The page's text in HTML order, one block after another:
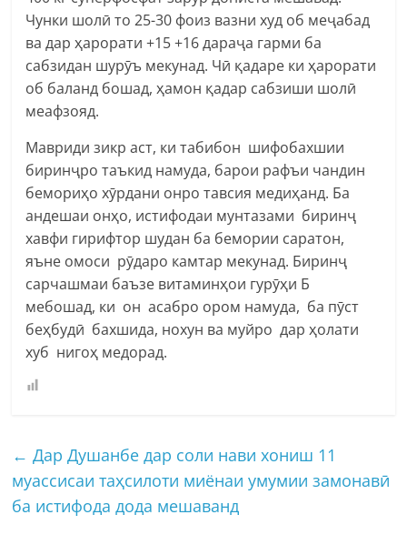
Чунки шолӣ то 25-30 фоиз вазни худ об меҷабад
ва дар ҳарорати +15 +16 дараҷа гарми ба
сабзидан шурӯъ мекунад. Чӣ қадаре ки ҳарорати
об баланд бошад, ҳамон қадар сабзиши шолӣ
меафзояд.
Мавриди зикр аст, ки табибон шифобахшии
биринҷро таъкид намуда, барои рафъи чандин
бемориҳо хӯрдани онро тавсия медиҳанд. Ба
андешаи онҳо, истифодаи мунтазами биринҷ
хавфи гирифтор шудан ба бемории саратон,
яъне омоси рӯдаро камтар мекунад. Биринҷ
сарчашмаи баъзе витаминҳои гурӯҳи Б
мебошад, ки он асабро ором намуда, ба пӯст
беҳбудӣ бахшида, нохун ва муйро дар ҳолати
хуб нигоҳ медорад.
← Дар Душанбе дар соли нави хониш 11
муассисаи таҳсилоти миёнаи умумии замонавӣ
ба истифода дода мешаванд